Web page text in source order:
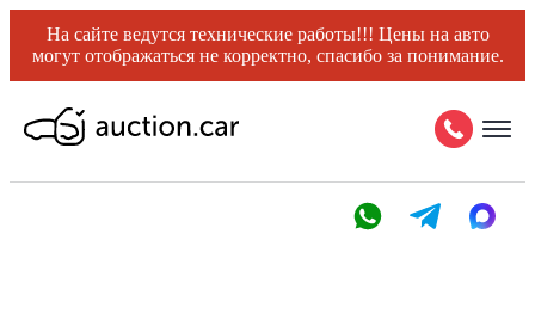
На сайте ведутся технические работы!!! Цены на авто
могут отображаться не корректно, спасибо за понимание.